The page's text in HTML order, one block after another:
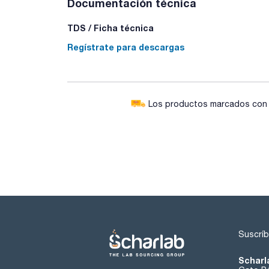
Documentación técnica
TDS / Ficha técnica
Regístrate para descargas
Los productos marcados con